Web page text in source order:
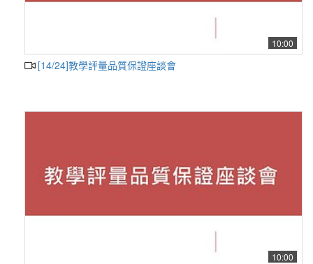
10:00
[14/24]教學評量品質保證座談會
10:00